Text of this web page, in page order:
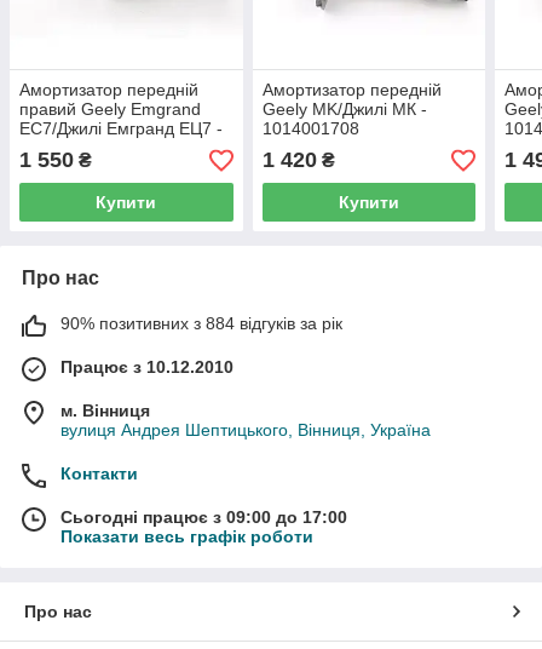
Амортизатор передній
правий Geely Emgrand
EC7/Джилі Емгранд ЕЦ7 -
1064001257
1 550 ₴
Купити
Амортизатор передній
Geely MK/Джилі МК -
1014001708
1 420₴
Купити
1
Про нас
90% позитивних з 884 відгуків за рік
Працює з 10.12.2010
м. Вінниця
вулиця Андрея Шептицького, Вінниця, Україна
Контакти
Сьогодні працює з 09:00 до 17:00
Показати весь графік роботи
Про нас